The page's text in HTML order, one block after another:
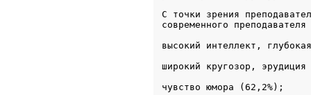
С точки зрения
современного
высокий интеллект,
широкий кругозор,
чувство юмора (62,2%);